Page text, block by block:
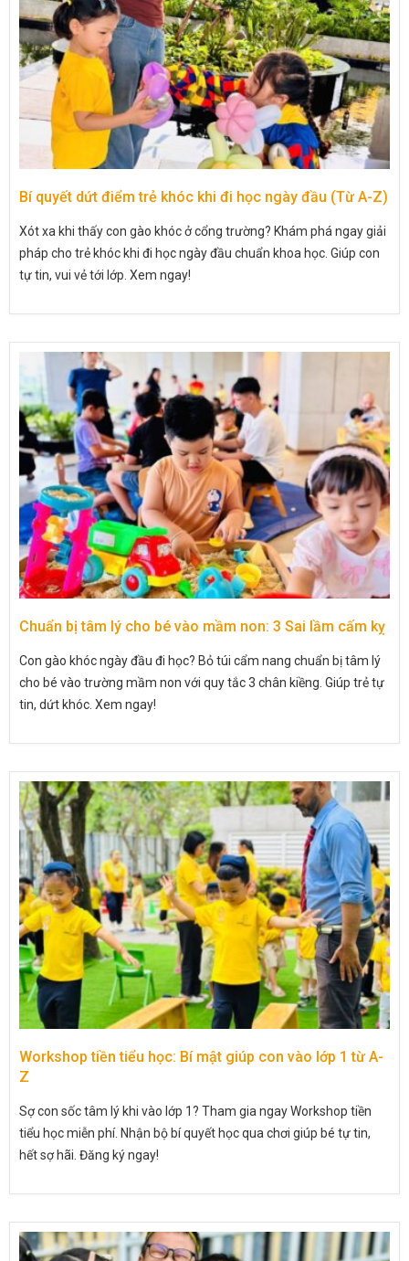
Bí quyết dứt điểm trẻ khóc khi đi học ngày đầu (Từ A-Z)
Xót xa khi thấy con gào khóc ở cổng trường? Khám phá ngay giải
pháp cho trẻ khóc khi đi học ngày đầu chuẩn khoa học. Giúp con
tự tin, vui vẻ tới lớp. Xem ngay!
Chuẩn bị tâm lý cho bé vào mầm non: 3 Sai lầm cấm kỵ
Con gào khóc ngày đầu đi học? Bỏ túi cẩm nang chuẩn bị tâm lý
cho bé vào trường mầm non với quy tắc 3 chân kiềng. Giúp trẻ tự
tin, dứt khóc. Xem ngay!
Workshop tiền tiểu học: Bí mật giúp con vào lớp 1 từ A-
Z
Sợ con sốc tâm lý khi vào lớp 1? Tham gia ngay Workshop tiền
tiểu học miễn phí. Nhận bộ bí quyết học qua chơi giúp bé tự tin,
hết sợ hãi. Đăng ký ngay!